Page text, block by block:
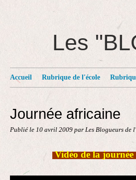
Les
Accueil Rubrique de l'école
Journée africaine
Publié le 10 avril 2009 par Les Blogueurs de
Vidéo de la journée